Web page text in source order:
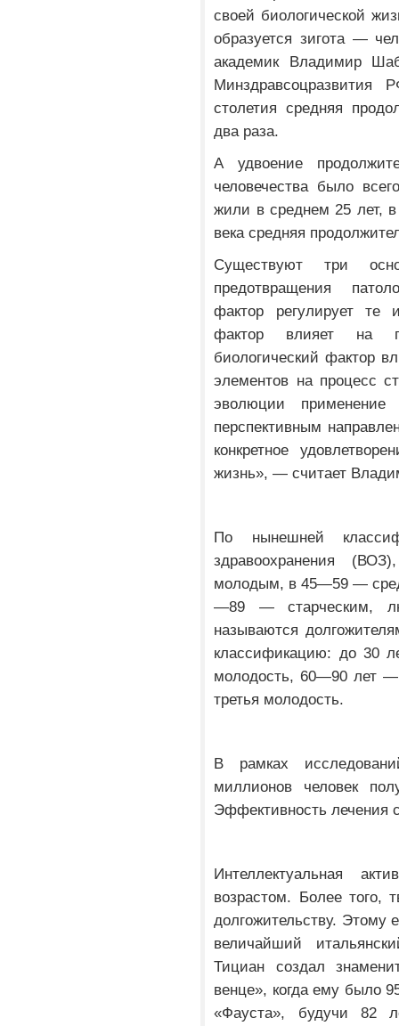
своей биологической
образуется зигота —
академик Владимир
столетия средняя
два раза.
А удвоение
человечества было
жили в среднем 25 лет,
века средняя
Существуют три
предотвращения
фактор регулирует те
фактор влияет на
биологический фактор
элементов на процесс
эволюции применение
перспективным
конкретное
жизнь», — считает
По нынешней
здравоохранения
молодым, в 45—59 —
—89 — старческим,
называются
классификацию: до 30
молодость, 60—90 лет
третья молодость.
В рамках
миллионов человек
Эффективность лечения
Интеллектуальная
возрастом. Более того,
долгожительству. Этому
величайший
Тициан создал
венце», когда ему было
«Фауста», будучи 82